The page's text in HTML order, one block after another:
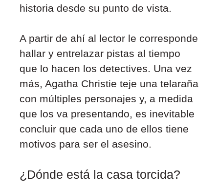
historia desde su punto de vista.
A partir de ahí al lector le corresponde
hallar y entrelazar pistas al tiempo
que lo hacen los detectives. Una vez
más, Agatha Christie teje una telaraña
con múltiples personajes y, a medida
que los va presentando, es inevitable
concluir que cada uno de ellos tiene
motivos para ser el asesino.
¿Dónde está la casa torcida?